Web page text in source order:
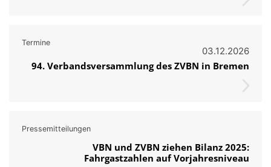
Termine
03.12.2026
94. Verbandsversammlung des ZVBN in Bremen
Pressemitteilungen
VBN und ZVBN ziehen Bilanz 2025:
Fahrgastzahlen auf Vorjahresniveau